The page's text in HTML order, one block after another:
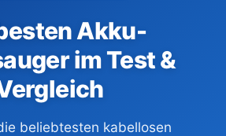
Akku-
im Test &
beliebtesten kabellosen